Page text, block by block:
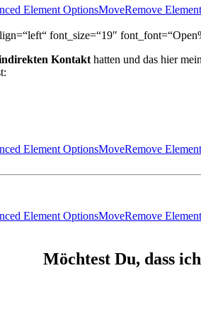
Element OptionsMoveRemove Element
font_size=“19″
Kontakt hatten und das hier
Element OptionsMoveRemove Element
Element OptionsMoveRemove Element
Möchtest Du, dass